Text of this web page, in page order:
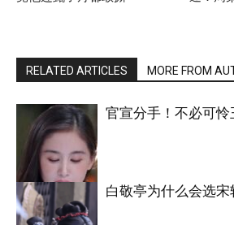
RELATED ARTICLES MORE FROM
明星八卦
官宣分手！不必可怜
白敬亭为什么会选宋